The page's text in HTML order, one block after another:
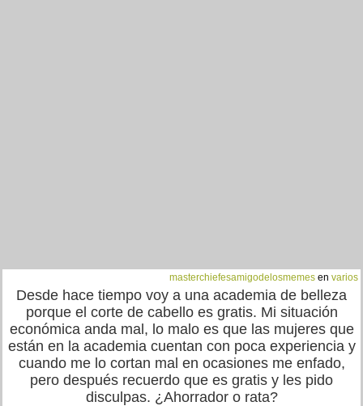
masterchiefesamigodelosmemes en varios
Desde hace tiempo voy a una academia de belleza
porque el corte de cabello es gratis. Mi situación
económica anda mal, lo malo es que las mujeres que
están en la academia cuentan con poca experiencia y
cuando me lo cortan mal en ocasiones me enfado,
pero después recuerdo que es gratis y les pido
disculpas. ¿Ahorrador o rata?